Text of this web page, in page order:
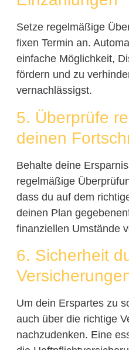
Setze regelmäßige
fixen Termin an.
einfache Möglichkeit,
fördern und zu
vernachlässigst.
5. Überprüfe
deinen
Behalte deine
regelmäßige
dass du auf dem
deinen Plan
finanziellen Umstände
6. Sicherheit
Um dein Erspartes zu
auch über die richtige
nachzudenken. Eine